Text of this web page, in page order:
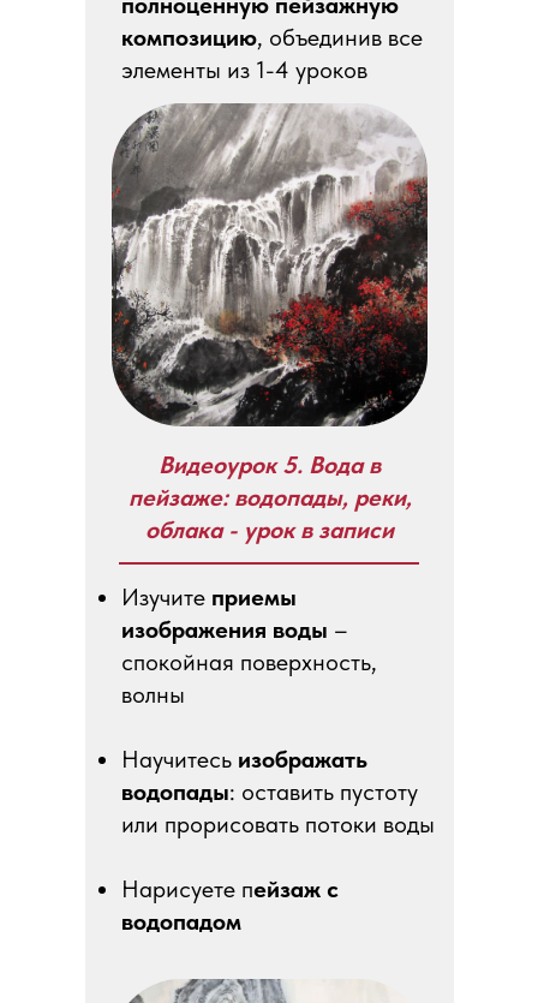
композицию, объединив все
элементы из 1-4 уроков
Изучите приемы
изображения воды –
спокойная поверхность,
волны
Научитесь изображать
водопады: оставить пустоту
или прорисовать потоки воды
Нарисуете пейзаж с
водопадом
Видеоурок 5. Вода в
пейзаже: водопады, реки,
облака - урок в записи